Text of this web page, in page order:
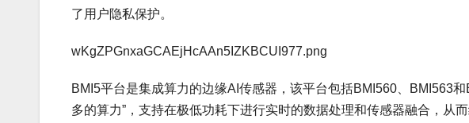
了用户隐私保护。
wKgZPGnxaGCAEjHcAAn5IZKBCUI977.png
BMI5平台是集成算力的边缘AI传感器，该平台包括BMI560、BMI563
多的算力”，支持在极低功耗下进行实时的数据处理和传感器融合，从而